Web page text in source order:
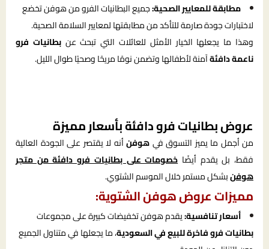
مطابقة للمعايير الصحية:جميع البطانيات الفرو من هوفن تخضع
لاختبارات جودة صارمة للتأكد من مطابقتها لمعايير السلامة الصحية.
وهذا ما يجعلها الخيار الأمثل للعائلات التي تبحث عنبطانيات فرو
ناعمة دافئةآمنة لأطفالها وتضمن نومًا مريحًا وصحيًا طوال الليل.
عروض بطانيات فرو دافئة بأسعار مميزة
من أجمل ما يميز التسوق فيهوفنأنه لا يقتصر على الجودة العالية
فقط، بل يقدم أيضًاخصومات على بطانيات فرو دافئة من متجر
هوفنبشكل مستمر خلال الموسم الشتوي.
مميزات عروض هوفن الشتوية:
أسعار تنافسية:يقدم هوفن تخفيضات كبيرة على مجموعات
بطانيات فرو فاخرة للبيع في السعودية، ما يجعلها في متناول الجميع